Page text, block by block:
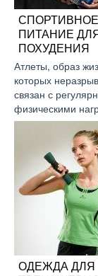
СПОРТИВНОЕ
ПИТАНИЕ
ПОХУДЕНИЯ
Атлеты, образ
которых
связан с
физическими
…
ОДЕЖДА ДЛЯ